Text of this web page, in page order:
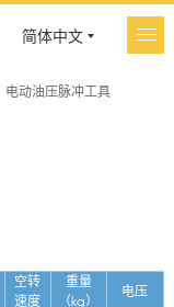
简体中文
电动油压脉冲工具
空转
速度
重量
（kg）
电压